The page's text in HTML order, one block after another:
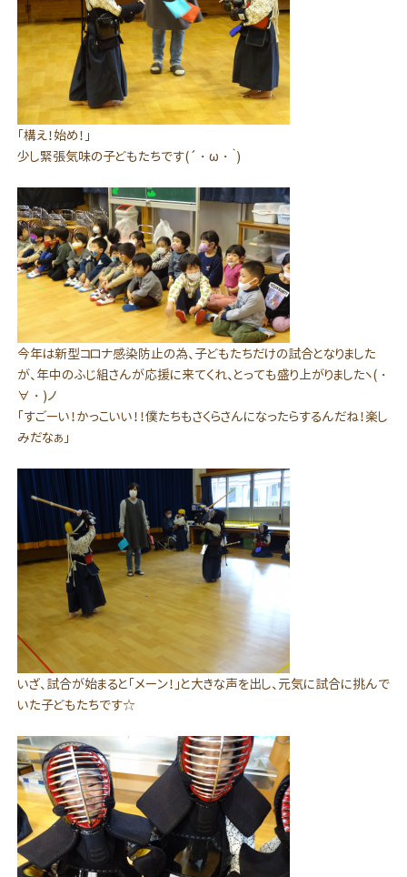
「構え！始め！」
少し緊張気味の子どもたちです(´・ω・｀)
今年は新型コロナ感染防止の為、子どもたちだけの試合となりました
が、年中のふじ組さんが応援に来てくれ、とっても盛り上がりましたヽ(・
∀・)ノ
「すごーい！かっこいい！！僕たちもさくらさんになったらするんだね！楽し
みだなぁ」
いざ、試合が始まると「メーン！」と大きな声を出し、元気に試合に挑んで
いた子どもたちです☆